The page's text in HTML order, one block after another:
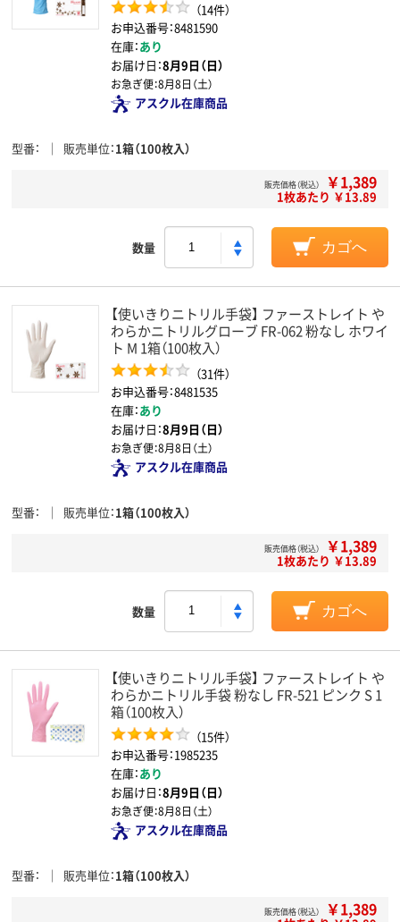
（14件）
お申込番号：8481590
在庫：あり
お届け日：8月9日（日）
お急ぎ便：8月8日（土）
アスクル在庫商品
型番 販売単位 1箱（100枚入）
販売価格（税込） ￥1,389
1枚あたり ￥13.89
数量 カゴへ
【使いきりニトリル手袋】 ファーストレイト や
わらかニトリルグローブ FR-062 粉なし ホワイ
ト M 1箱（100枚入）
（31件）
お申込番号：8481535
在庫：あり
お届け日：8月9日（日）
お急ぎ便：8月8日（土）
アスクル在庫商品
型番 販売単位 1箱（100枚入）
販売価格（税込） ￥1,389
1枚あたり ￥13.89
数量 カゴへ
【使いきりニトリル手袋】 ファーストレイト や
わらかニトリル手袋 粉なし FR-521 ピンク S 1
箱（100枚入）
（15件）
お申込番号：1985235
在庫：あり
お届け日：8月9日（日）
お急ぎ便：8月8日（土）
アスクル在庫商品
型番 販売単位 1箱（100枚入）
販売価格（税込） ￥1,389